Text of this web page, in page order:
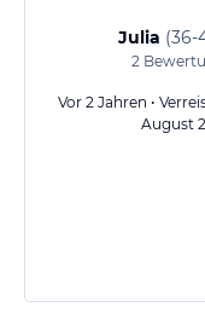
Julia (36-
2
Vor 2 Jahren •
August